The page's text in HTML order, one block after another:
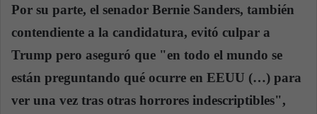
Por su parte, el senador Bernie Sanders, también
contendiente a la candidatura, evitó culpar a
Trump pero aseguró que "en todo el mundo se
están preguntando qué ocurre en EEUU (…) para
ver una vez tras otras horrores indescriptibles",